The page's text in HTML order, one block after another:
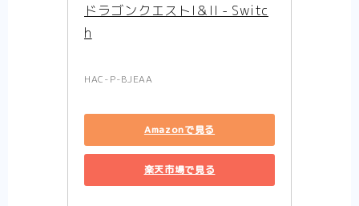
ドラゴンクエストI＆II - Switc
h
HAC-P-BJEAA
Amazonで見る
楽天市場で見る